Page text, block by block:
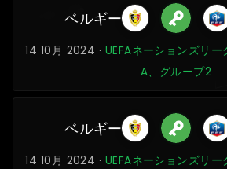
ベルギー
14 10月 2024 · UEFAネーションズリ
A、グループ2
ベルギー
14 10月 2024 · UEFAネーションズリ